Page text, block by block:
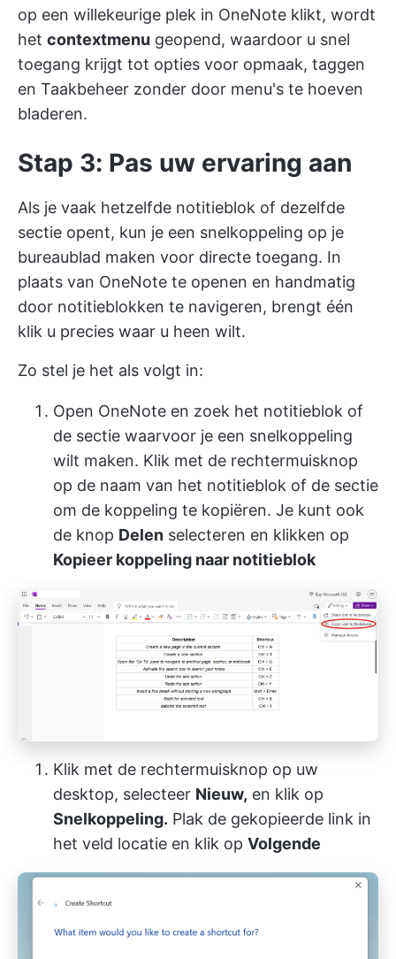
op een willekeurige plek in OneNote klikt, wordt
het contextmenu geopend, waardoor u snel
toegang krijgt tot opties voor opmaak, taggen
en Taakbeheer zonder door menu's te hoeven
bladeren.
Stap 3: Pas uw ervaring aan
Als je vaak hetzelfde notitieblok of dezelfde
sectie opent, kun je een snelkoppeling op je
bureaublad maken voor directe toegang. In
plaats van OneNote te openen en handmatig
door notitieblokken te navigeren, brengt één
klik u precies waar u heen wilt.
Zo stel je het als volgt in:
Open OneNote en zoek het notitieblok of
de sectie waarvoor je een snelkoppeling
wilt maken. Klik met de rechtermuisknop
op de naam van het notitieblok of de sectie
om de koppeling te kopiëren. Je kunt ook
de knop Delen selecteren en klikken op
Kopieer koppeling naar notitieblok
Klik met de rechtermuisknop op uw
desktop, selecteer Nieuw, en klik op
Snelkoppeling. Plak de gekopieerde link in
het veld locatie en klik op Volgende